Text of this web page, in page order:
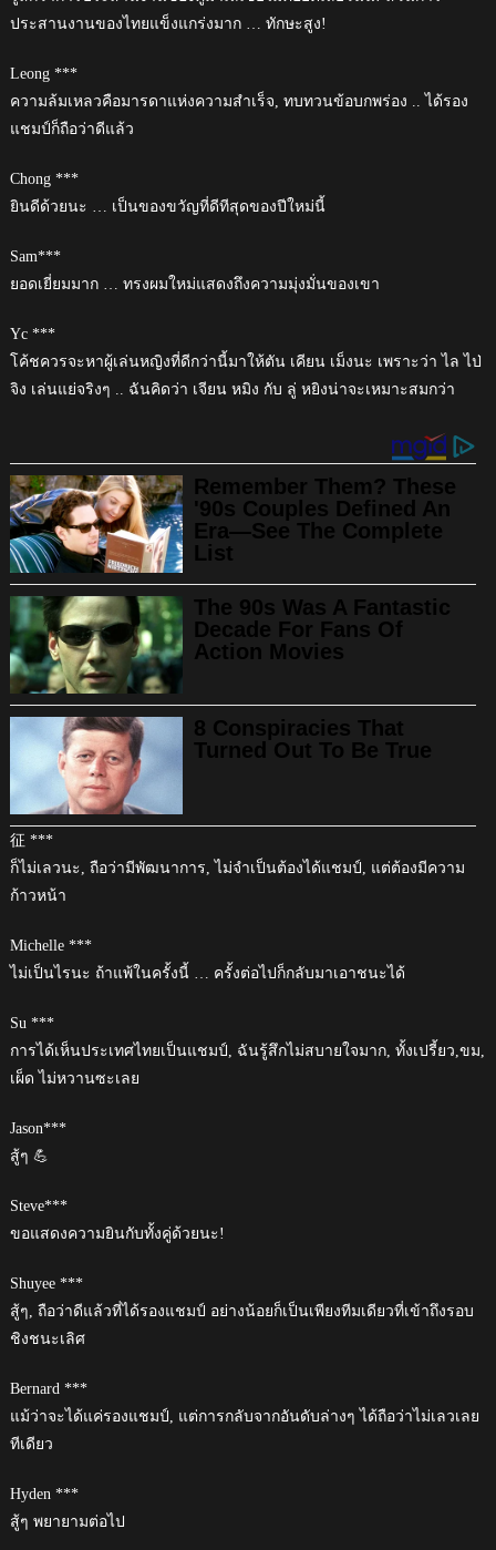
ประสานงานของไทยแข็งแกร่งมาก … ทักษะสูง!
Leong ***
ความล้มเหลวคือมารดาแห่งความสำเร็จ, ทบทวนข้อบกพร่อง .. ได้รอง
แชมป์ก็ถือว่าดีแล้ว
Chong ***
ยินดีด้วยนะ … เป็นของขวัญที่ดีทีสุดของปีใหม่นี้
Sam***
ยอดเยี่ยมมาก … ทรงผมใหม่แสดงถึงความมุ่งมั่นของเขา
Yc ***
โค้ชควรจะหาผู้เล่นหญิงที่ดีกว่านี้มาให้ตัน เคียน เม็งนะ เพราะว่า ไล ไป่
จิง เล่นแย่จริงๆ .. ฉันคิดว่า เจียน หมิง กับ ลู่ หยิงน่าจะเหมาะสมกว่า
征 ***
ก็ไม่เลวนะ, ถือว่ามีพัฒนาการ, ไม่จำเป็นต้องได้แชมป์, แต่ต้องมีความ
ก้าวหน้า
Michelle ***
ไม่เป็นไรนะ ถ้าแพ้ในครั้งนี้ … ครั้งต่อไปก็กลับมาเอาชนะได้
Su ***
การได้เห็นประเทศไทยเป็นแชมป์, ฉันรู้สึกไม่สบายใจมาก, ทั้งเปรี้ยว,ขม,
เผ็ด ไม่หวานซะเลย
Jason***
สู้ๆ 💪
Steve***
ขอแสดงความยินกับทั้งคู่ด้วยนะ!
Shuyee ***
สู้ๆ, ถือว่าดีแล้วที่ได้รองแชมป์ อย่างน้อยก็เป็นเพียงทีมเดียวที่เข้าถึงรอบ
ชิงชนะเลิศ
Bernard ***
แม้ว่าจะได้แค่รองแชมป์, แต่การกลับจากอันดับล่างๆ ได้ถือว่าไม่เลวเลย
ทีเดียว
Hyden ***
สู้ๆ พยายามต่อไป